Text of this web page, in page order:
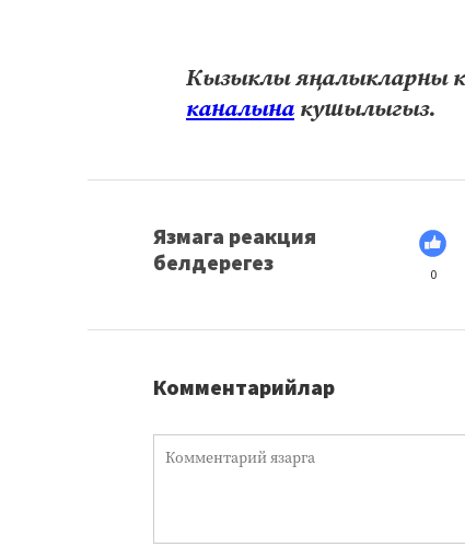
Кызыклы яңалыкларны
каналына кушылыгыз.
Язмага реакция
белдерегез
0
Комментарийлар